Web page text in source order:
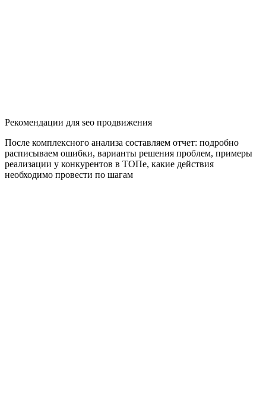
Рекомендации для seo продвижения
После комплексного анализа составляем отчет: подробно
расписываем ошибки, варианты решения проблем, примеры
реализации у конкурентов в ТОПе, какие действия
необходимо провести по шагам